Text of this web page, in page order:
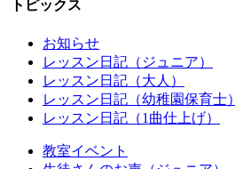
トピックス
お知らせ
レッスン日記（ジュニア）
レッスン日記（大人）
レッスン日記（幼稚園保育士）
レッスン日記（1曲仕上げ）
教室イベント